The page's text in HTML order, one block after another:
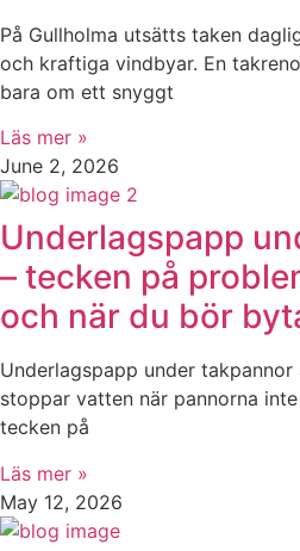
På Gullholma utsätts taken
och kraftiga vindbyar. En
bara om ett snyggt
Läs mer »
June 2, 2026
Underlagspapp
– tecken på
och när du bör
Underlagspapp under
stoppar vatten när pannorna
tecken på
Läs mer »
May 12, 2026